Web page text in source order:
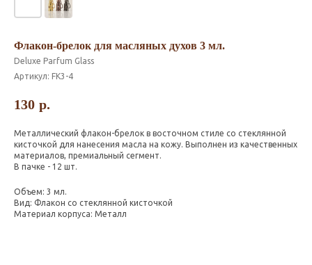
Флакон-брелок для масляных духов 3 мл.
Deluxe Parfum Glass
Артикул: FK3-4
130 р.
Металлический флакон-брелок в восточном стиле со стеклянной
кисточкой для нанесения масла на кожу. Выполнен из качественных
материалов, премиальный сегмент.
В пачке - 12 шт.
Объем: 3 мл.
Вид: Флакон со стеклянной кисточкой
Материал корпуса: Металл